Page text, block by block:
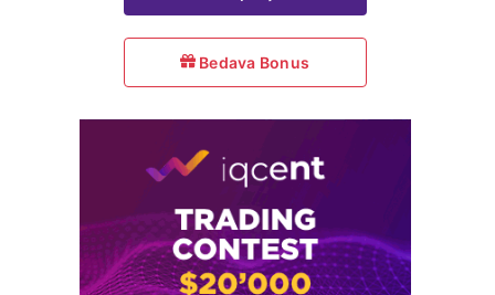
Bedava Bonus